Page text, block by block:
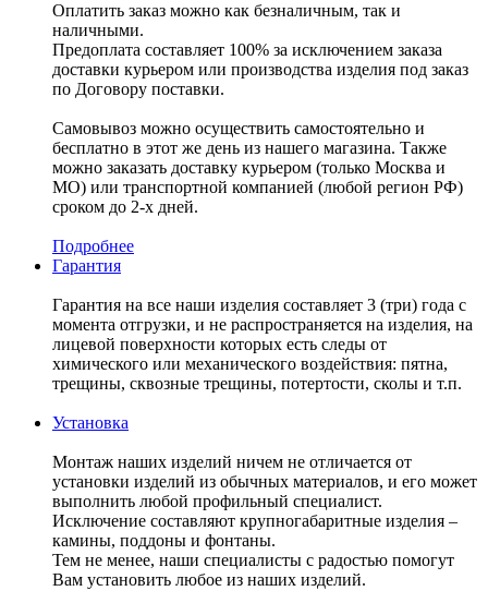
Оплатить заказ можно как безналичным, так и
наличными.
Предоплата составляет 100% за исключением заказа
доставки курьером или производства изделия под заказ
по Договору поставки.
Самовывоз можно осуществить самостоятельно и
бесплатно в этот же день из нашего магазина. Также
можно заказать доставку курьером (только Москва и
МО) или транспортной компанией (любой регион РФ)
сроком до 2-х дней.
Подробнее
Гарантия
Гарантия на все наши изделия составляет 3 (три) года с
момента отгрузки, и не распространяется на изделия, на
лицевой поверхности которых есть следы от
химического или механического воздействия: пятна,
трещины, сквозные трещины, потертости, сколы и т.п.
Установка
Монтаж наших изделий ничем не отличается от
установки изделий из обычных материалов, и его может
выполнить любой профильный специалист.
Исключение составляют крупногабаритные изделия –
камины, поддоны и фонтаны.
Тем не менее, наши специалисты с радостью помогут
Вам установить любое из наших изделий.